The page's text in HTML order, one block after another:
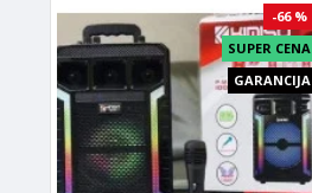
SUPER CENA
GARANCIJA
-66 %